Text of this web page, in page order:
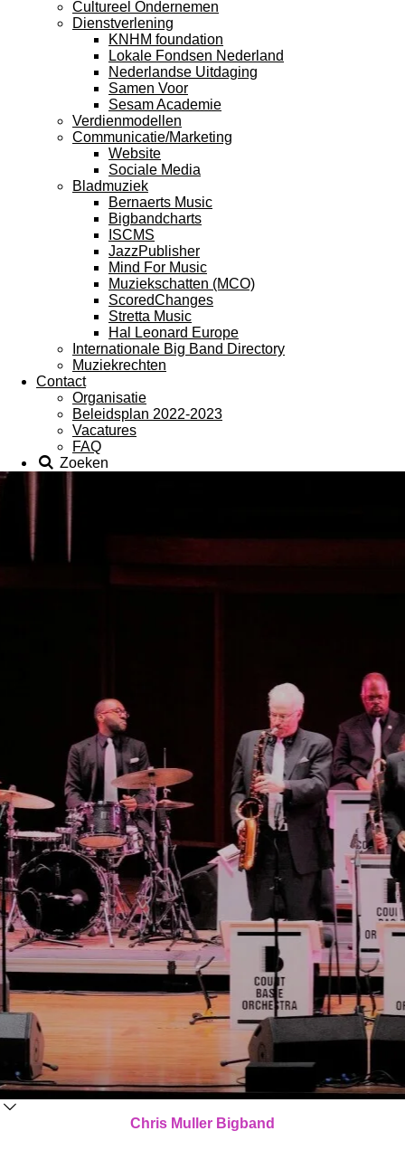
Cultureel Ondernemen
Dienstverlening
KNHM foundation
Lokale Fondsen Nederland
Nederlandse Uitdaging
Samen Voor
Sesam Academie
Verdienmodellen
Communicatie/Marketing
Website
Sociale Media
Bladmuziek
Bernaerts Music
Bigbandcharts
ISCMS
JazzPublisher
Mind For Music
Muziekschatten (MCO)
ScoredChanges
Stretta Music
Hal Leonard Europe
Internationale Big Band Directory
Muziekrechten
Contact
Organisatie
Beleidsplan 2022-2023
Vacatures
FAQ
Zoeken
Chris Muller Bigband